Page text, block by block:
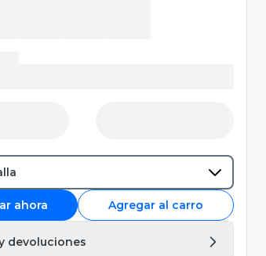
ahora Agregar al carro
devoluciones